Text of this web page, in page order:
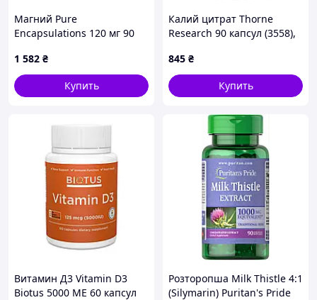
Магний Pure
Encapsulations 120 мг 90
1 582 ₴
Купить
Калий цитрат Thorne
Research 90 капсул (3558),
845 ₴
Купить
Витамин Д3 Vitamin D3
Biotus 5000 МЕ 60 капсул
Розторопша Milk Thistle 4:1
(Silymarin) Puritan's Pride